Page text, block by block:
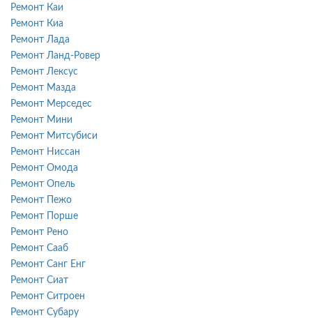
Ремонт Каи
Ремонт Киа
Ремонт Лада
Ремонт Ланд-Ровер
Ремонт Лексус
Ремонт Мазда
Ремонт Мерседес
Ремонт Мини
Ремонт Митсубиси
Ремонт Ниссан
Ремонт Омода
Ремонт Опель
Ремонт Пежо
Ремонт Порше
Ремонт Рено
Ремонт Сааб
Ремонт Санг Енг
Ремонт Сиат
Ремонт Ситроен
Ремонт Субару